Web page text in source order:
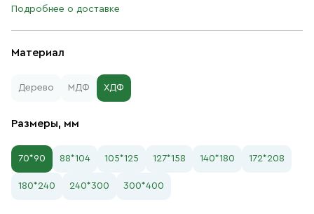
Материал
Дерево МДФ ХДФ
Размеры, мм
70*90 88*104 105*125 127*158 140*180 172*208
180*240 240*300 300*400
Подробнее о доставке